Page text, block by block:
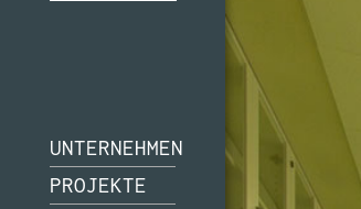
UNTERNEHMEN
PROJEKTE